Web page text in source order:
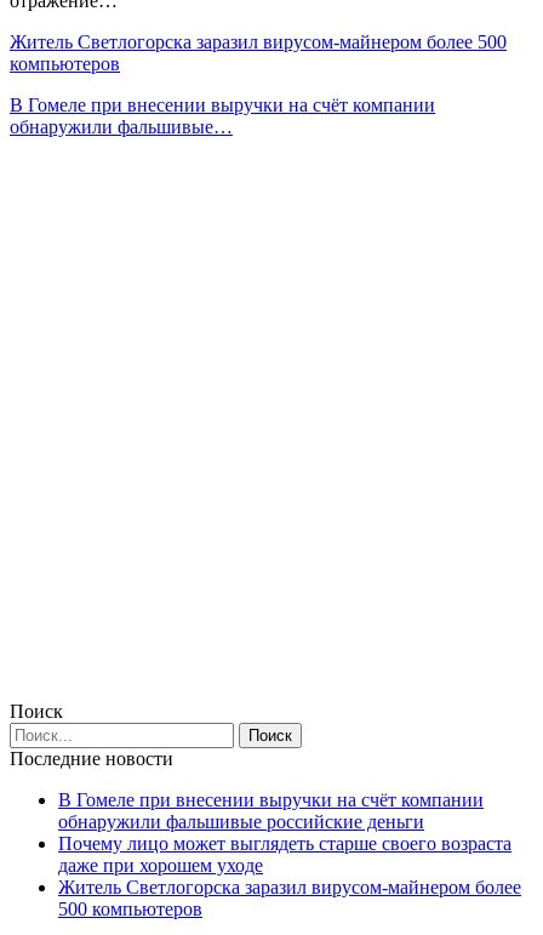
Житель Светлогорска заразил вирусом-майнером более 500
компьютеров
В Гомеле при внесении выручки на счёт компании
обнаружили фальшивые…
Поиск
Последние новости
В Гомеле при внесении выручки на счёт компании
обнаружили фальшивые российские деньги
Почему лицо может выглядеть старше своего возраста
даже при хорошем уходе
Житель Светлогорска заразил вирусом-майнером более
500 компьютеров